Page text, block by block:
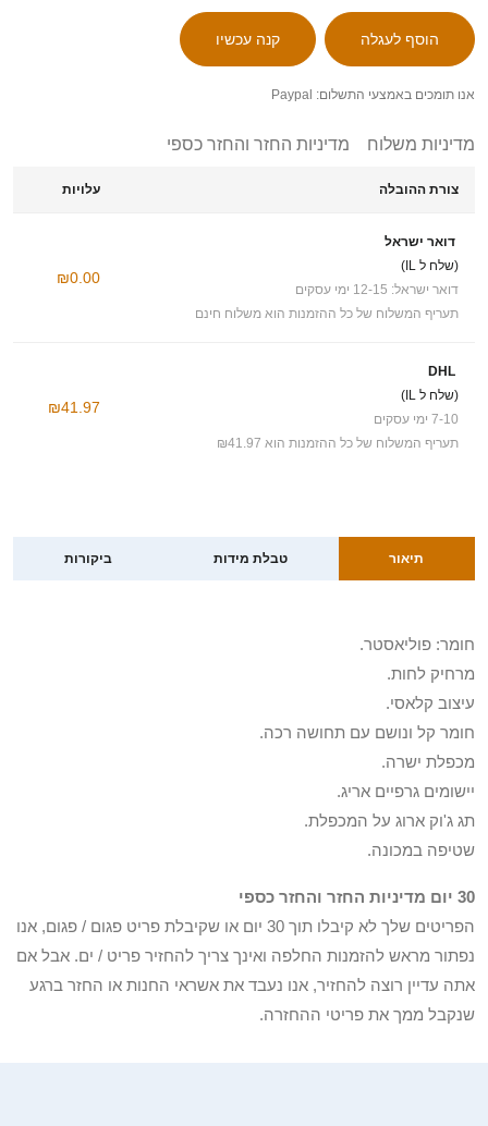
אנו תומכים באמצעי התשלום: Paypal
מדיניות משלוח מדיניות החזר והחזר כספי
צורת ההובלה עלויות
דואר ישראל
(שלח ל IL)
דואר ישראל: 12-15 ימי עסקים
תעריף המשלוח של כל ההזמנות הוא משלוח חינם
₪0.00
DHL
(שלח ל IL)
7-10 ימי עסקים
תעריף המשלוח של כל ההזמנות הוא ₪41.97
₪41.97
תיאור טבלת מידות ביקורות
חומר: פוליאסטר.
מרחיק לחות.
עיצוב קלאסי.
חומר קל ונושם עם תחושה רכה.
מכפלת ישרה.
יישומים גרפיים אריג.
תג ג'וק ארוג על המכפלת.
שטיפה במכונה.
30 יום מדיניות החזר והחזר כספי
הפריטים שלך לא קיבלו תוך 30 יום או שקיבלת פריט פגום / פגום, אנו
נפתור מראש להזמנות החלפה ואינך צריך להחזיר פריט / ים. אבל אם
אתה עדיין רוצה להחזיר, אנו נעבד את אשראי החנות או החזר ברגע
שנקבל ממך את פריטי ההחזרה.